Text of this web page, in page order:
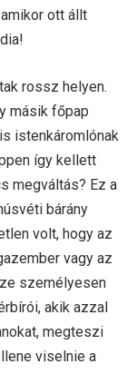
ott állt
rossz helyen.
másik főpap
istenkáromlónak
így kellett
megváltás? Ez a
bárány
volt, hogy az
vagy az
személyesen
akik azzal
megteszi
viselnie a